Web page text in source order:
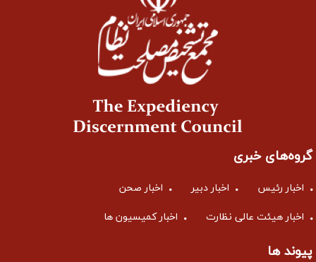
گروه‌های خبری
اخبار رئیس اخبار دبیر اخبار صحن
اخبار هیئت عالی نظارت اخبار کمیسیون ها
پیوند ها